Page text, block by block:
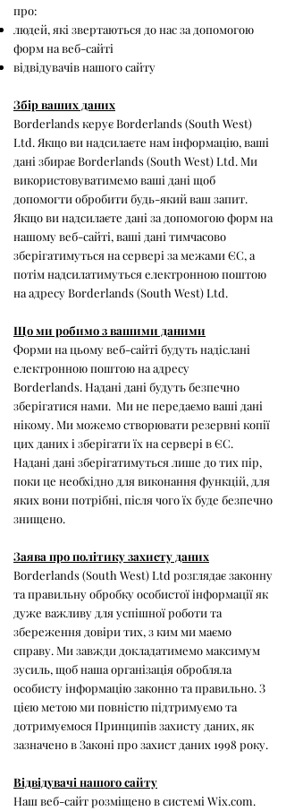
про:
людей, які звертаються до нас за допомогою
форм на веб-сайті
відвідувачів нашого сайту
Збір ваших даних
Borderlands керує Borderlands (South West)
Ltd. Якщо ви надсилаєте нам інформацію, ваші
дані збирає Borderlands (South West) Ltd. Ми
використовуватимемо ваші дані щоб
допомогти обробити будь-який ваш запит.
Якщо ви надсилаєте дані за допомогою форм на
нашому веб-сайті, ваші дані тимчасово
зберігатимуться на сервері за межами ЄС, а
потім надсилатимуться електронною поштою
на адресу Borderlands (South West) Ltd.
Що ми робимо з вашими даними
Форми на цьому веб-сайті будуть надіслані
електронною поштою на адресу
Borderlands. Надані дані будуть безпечно
зберігатися нами. Ми не передаємо ваші дані
нікому. Ми можемо створювати резервні копії
цих даних і зберігати їх на сервері в ЄС.
Надані дані зберігатимуться лише до тих пір,
поки це необхідно для виконання функцій, для
яких вони потрібні, після чого їх буде безпечно
знищено.
Заява про політику захисту даних
Borderlands (South West) Ltd розглядає законну
та правильну обробку особистої інформації як
дуже важливу для успішної роботи та
збереження довіри тих, з ким ми маємо
справу. Ми завжди докладатимемо максимум
зусиль, щоб наша організація обробляла
особисту інформацію законно та правильно. З
цією метою ми повністю підтримуємо та
дотримуємося Принципів захисту даних, як
зазначено в Законі про захист даних 1998 року.
Відвідувачі нашого сайту
Наш веб-сайт розміщено в системі Wix.com.